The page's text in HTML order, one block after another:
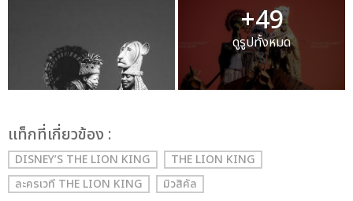
+49
ดูรูปทั้งหมด
เเท็กที่เกี่ยวข้อง :
DISNEY’S THE LION KING
THE LION KING
ละครเวที THE LION KING
มิวสิคัล